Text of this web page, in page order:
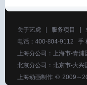
关于艺虎 服务项目
电话：400-804-9112 手
上海分公司：上海市-青
北京分公司：北京市-大
上海动画制作 © 2009～